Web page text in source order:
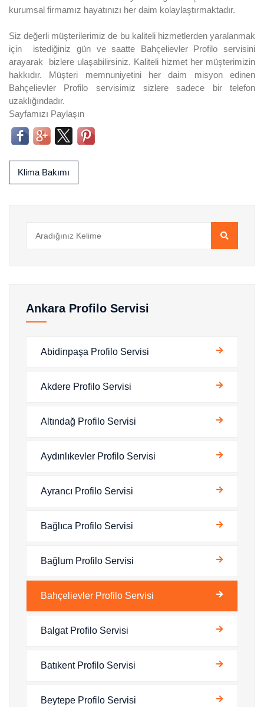
kurumsal firmamız hayatınızı her daim kolaylaştırmaktadır.
Siz değerli müşterilerimiz de bu kaliteli hizmetlerden yaralanmak
için istediğiniz gün ve saatte Bahçelievler Profilo servisini
arayarak bizlere ulaşabilirsiniz. Kaliteli hizmet her müşterimizin
hakkıdır. Müşteri memnuniyetini her daim misyon edinen
Bahçelievler Profilo servisimiz sizlere sadece bir telefon
uzaklığındadır.
Sayfamızı Paylaşın
Klima Bakımı
Ankara Profilo Servisi
Abidinpaşa Profilo Servisi
Akdere Profilo Servisi
Altındağ Profilo Servisi
Aydınlıkevler Profilo Servisi
Ayrancı Profilo Servisi
Bağlıca Profilo Servisi
Bağlum Profilo Servisi
Bahçelievler Profilo Servisi
Balgat Profilo Servisi
Batıkent Profilo Servisi
Beytepe Profilo Servisi